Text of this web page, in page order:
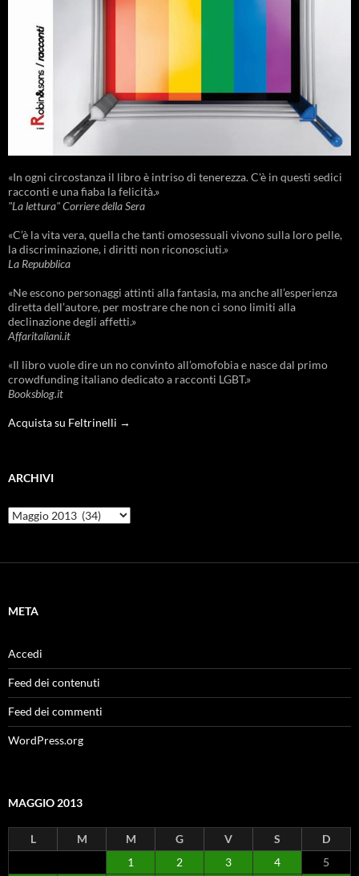
«In ogni circostanza il libro è intriso di tenerezza. C'è in questi sedici
racconti e una fiaba la felicità.»
"La lettura" Corriere della Sera
«C’è la vita vera, quella che tanti omosessuali vivono sulla loro pelle,
la discriminazione, i diritti non riconosciuti.»
La Repubblica
«Ne escono personaggi attinti alla fantasia, ma anche all’esperienza
diretta dell’autore, per mostrare che non ci sono limiti alla
declinazione degli affetti.»
Affaritaliani.it
«Il libro vuole dire un no convinto all’omofobia e nasce dal primo
crowdfunding italiano dedicato a racconti LGBT.»
Booksblog.it
Acquista su Feltrinelli →
ARCHIVI
Archivi
META
Accedi
Feed dei contenuti
Feed dei commenti
WordPress.org
MAGGIO 2013
L M M G V S
D
1
2 3 4 5